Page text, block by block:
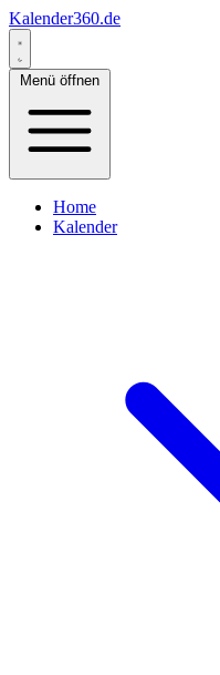
Kalender360.de
Menü öffnen
Home
Kalender